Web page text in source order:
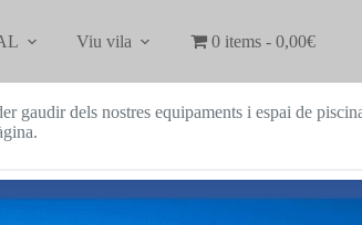
Viu vila 0 items
0,00€
gaudir dels nostres equipaments i espai de